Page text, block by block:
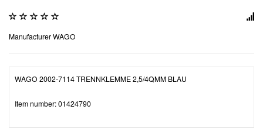
ManufacturerWAGO
WAGO 2002-7114 TRENNKLEMME 2,5/4QMM BLAU
Item number: 01424790